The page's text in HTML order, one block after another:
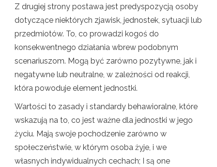
Z drugiej strony postawa jest predyspozycją osoby
dotyczące niektórych zjawisk, jednostek, sytuacji lub
przedmiotów. To, co prowadzi kogoś do
konsekwentnego działania wbrew podobnym
scenariuszom. Mogą być zarówno pozytywne, jak i
negatywne lub neutralne, w zależności od reakcji,
która powoduje element jednostki.
Wartości to zasady i standardy behawioralne, które
wskazują na to, co jest ważne dla jednostki w jego
życiu. Mają swoje pochodzenie zarówno w
społeczeństwie, w którym osoba żyje, i we
własnych indywidualnych cechach; I są one